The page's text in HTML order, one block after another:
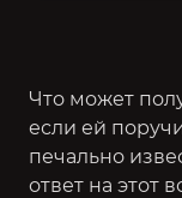
Что может
если ей
печально
ответ на этот